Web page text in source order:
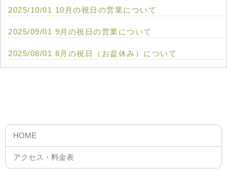
2025/10/01 10月の祝日の営業について
2025/09/01 9月の祝日の営業について
2025/08/01 8月の祝日（お盆休み）について